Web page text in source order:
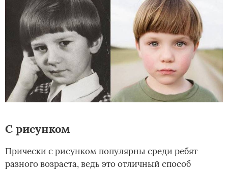
С рисунком
Прически с рисунком популярны среди ребят
разного возраста, ведь это отличный способ